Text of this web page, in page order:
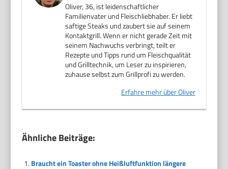
Oliver, 36, ist leidenschaftlicher
Familienvater und Fleischliebhaber. Er liebt
saftige Steaks und zaubert sie auf seinem
Kontaktgrill. Wenn er nicht gerade Zeit mit
seinem Nachwuchs verbringt, teilt er
Rezepte und Tipps rund um Fleischqualität
und Grilltechnik, um Leser zu inspirieren,
zuhause selbst zum Grillprofi zu werden.
Erfahre mehr über Oliver
Ähnliche Beiträge:
Braucht ein Toaster ohne Heißluftfunktion längere